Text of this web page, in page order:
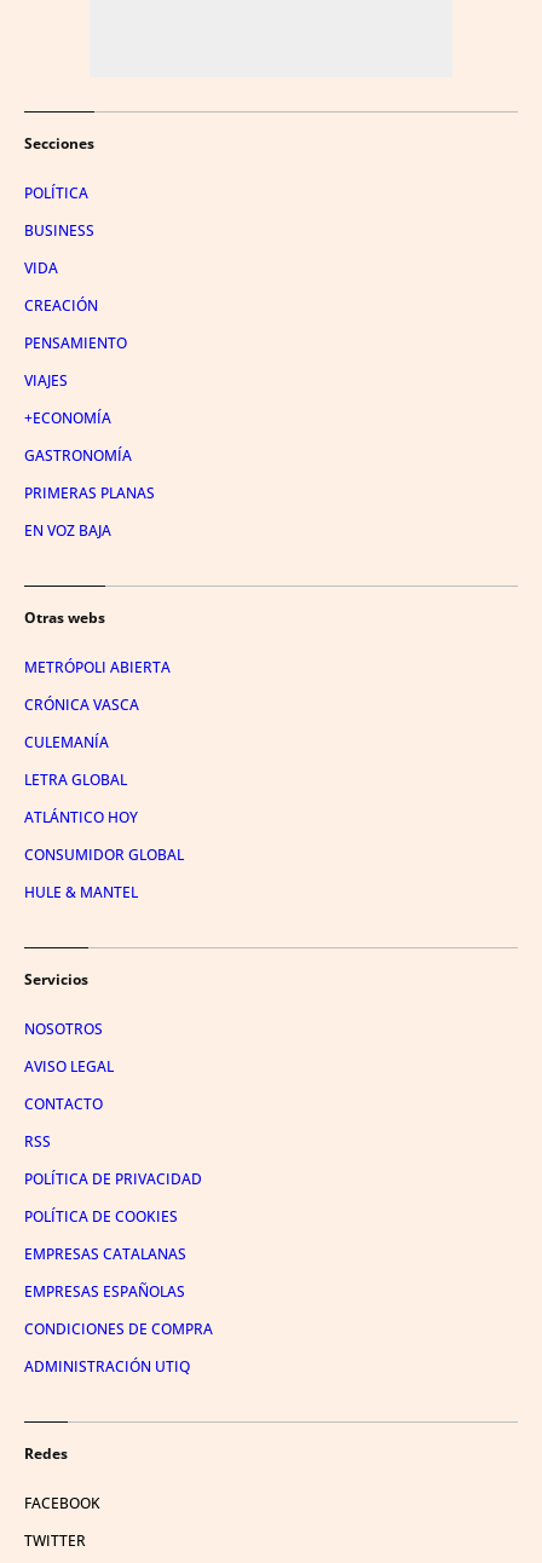
Secciones
POLÍTICA
BUSINESS
VIDA
CREACIÓN
PENSAMIENTO
VIAJES
+ECONOMÍA
GASTRONOMÍA
PRIMERAS PLANAS
EN VOZ BAJA
Otras webs
METRÓPOLI ABIERTA
CRÓNICA VASCA
CULEMANÍA
LETRA GLOBAL
ATLÁNTICO HOY
CONSUMIDOR GLOBAL
HULE & MANTEL
Servicios
NOSOTROS
AVISO LEGAL
CONTACTO
RSS
POLÍTICA DE PRIVACIDAD
POLÍTICA DE COOKIES
EMPRESAS CATALANAS
EMPRESAS ESPAÑOLAS
CONDICIONES DE COMPRA
ADMINISTRACIÓN UTIQ
Redes
FACEBOOK
TWITTER